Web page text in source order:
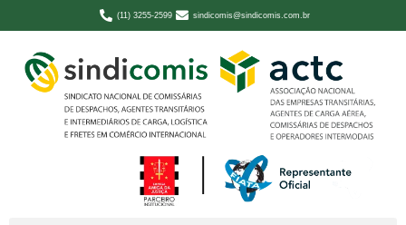
(11) 3255-2599 sindicomis@sindicomis.com.br